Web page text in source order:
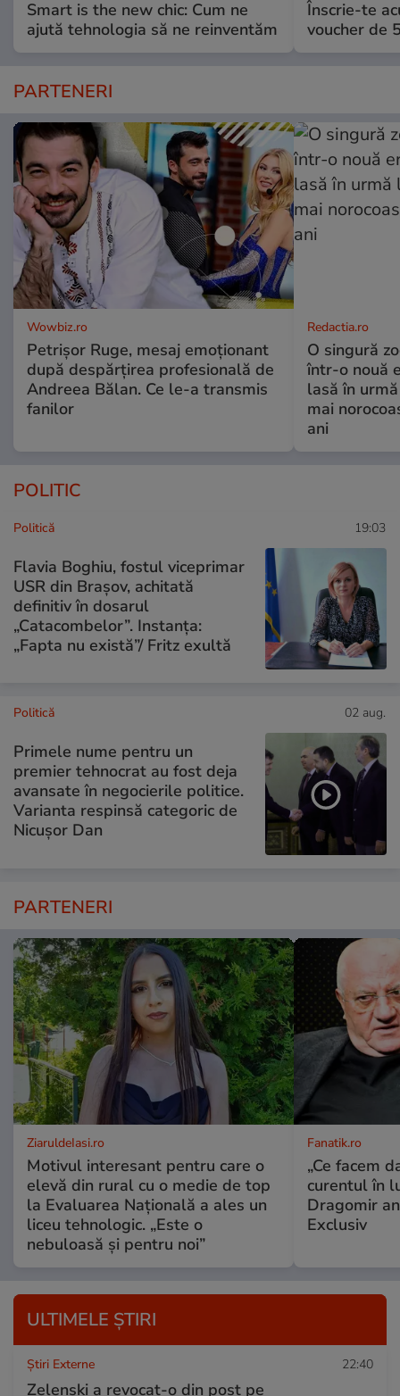
Smart is the new chic: Cum ne
ajută tehnologia să ne reinventăm
Înscrie-te
voucher de
PARTENERI
Wowbiz.ro
Petrișor Ruge, mesaj emoționant
după despărțirea profesională de
Andreea Bălan. Ce le-a transmis
fanilor
Redactia.ro
O singură
într-o nouă
lasă în
mai
ani
POLITIC
Politică 19:03
Flavia Boghiu, fostul viceprimar
USR din Brașov, achitată
definitiv în dosarul
„Catacombelor”. Instanța:
„Fapta nu există”/ Fritz exultă
Politică 02 aug.
Primele nume pentru un
premier tehnocrat au fost deja
avansate în negocierile politice.
Varianta respinsă categoric de
Nicușor Dan
PARTENERI
ZiaruldeIasi.ro
Motivul interesant pentru care o
elevă din rural cu o medie de top
la Evaluarea Națională a ales un
liceu tehnologic. „Este o
nebuloasă și pentru noi”
Fanatik.ro
„Ce facem
curentul în
Dragomir
Exclusiv
ULTIMELE ȘTIRI
Știri Externe 22:40
Zelenski a revocat-o din post pe